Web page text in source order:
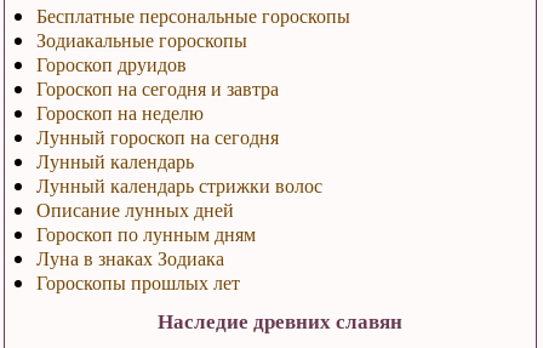
Бесплатные персональные гороскопы
Зодиакальные гороскопы
Гороскоп друидов
Гороскоп на сегодня и завтра
Гороскоп на неделю
Лунный гороскоп на сегодня
Лунный календарь
Лунный календарь стрижки волос
Описание лунных дней
Гороскоп по лунным дням
Луна в знаках Зодиака
Гороскопы прошлых лет
Наследие древних славян